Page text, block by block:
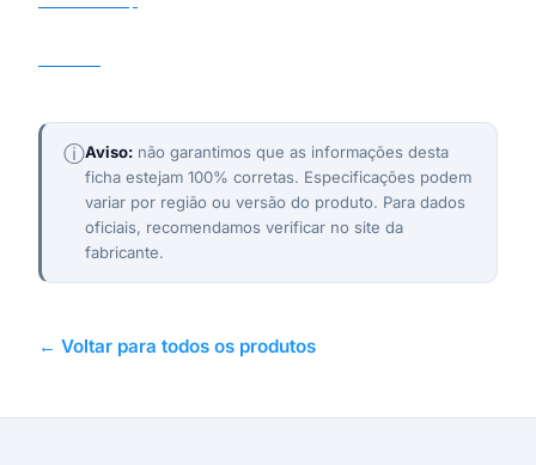
ⓘAviso:não garantimos que as informações desta
ficha estejam 100% corretas. Especificações podem
variar por região ou versão do produto. Para dados
oficiais, recomendamos verificar no site da
fabricante.
← Voltar para todos os produtos